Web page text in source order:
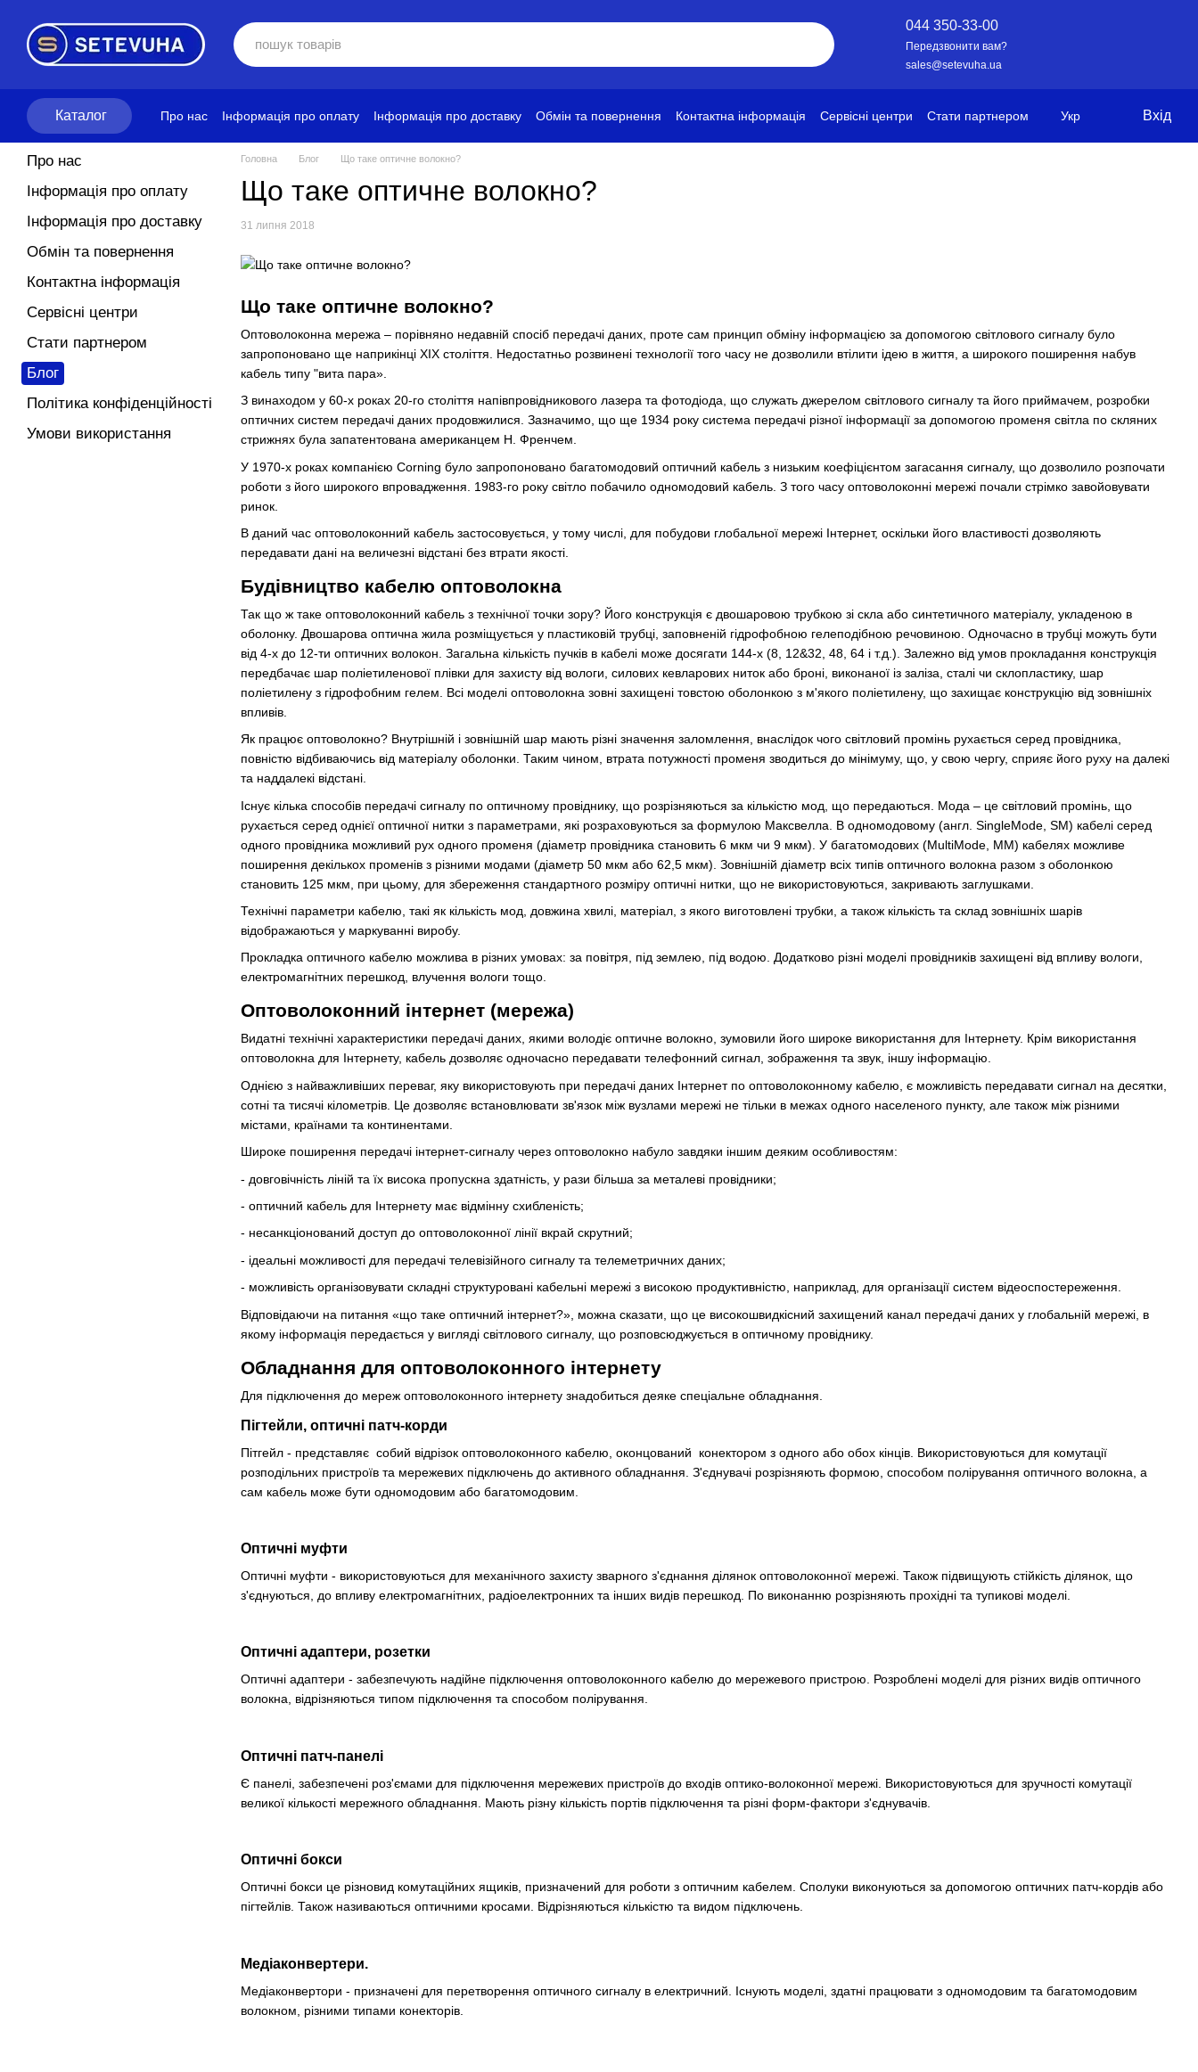
044 350-33-00
Передзвонити вам?
sales@setevuha.ua
Каталог Про нас Інформація про оплату Інформація про доставку Обмін та повернення Контактна інформація Сервісні центри
Стати партнером
Укр Вхід
Головна Блог Що таке оптичне волокно?
Що таке оптичне волокно?
31 липня 2018
Що таке оптичне волокно?
Оптоволоконна мережа – порівняно недавній спосіб передачі даних, проте сам принцип обміну інформацією за допомогою світлового сигналу було
запропоновано ще наприкінці ХІХ століття. Недостатньо розвинені технології того часу не дозволили втілити ідею в життя, а широкого поширення набув
кабель типу "вита пара».
З винаходом у 60-х роках 20-го століття напівпровідникового лазера та фотодіода, що служать джерелом світлового сигналу та його приймачем, розробки
оптичних систем передачі даних продовжилися. Зазначимо, що ще 1934 року система передачі різної інформації за допомогою променя світла по скляних
стрижнях була запатентована американцем Н. Френчем.
У 1970-х роках компанією Corning було запропоновано багатомодовий оптичний кабель з низьким коефіцієнтом загасання сигналу, що дозволило розпочати
роботи з його широкого впровадження. 1983-го року світло побачило одномодовий кабель. З того часу оптоволоконні мережі почали стрімко завойовувати
ринок.
В даний час оптоволоконний кабель застосовується, у тому числі, для побудови глобальної мережі Інтернет, оскільки його властивості дозволяють
передавати дані на величезні відстані без втрати якості.
Будівництво кабелю оптоволокна
Так що ж таке оптоволоконний кабель з технічної точки зору? Його конструкція є двошаровою трубкою зі скла або синтетичного матеріалу, укладеною в
оболонку. Двошарова оптична жила розміщується у пластиковій трубці, заповненій гідрофобною гелеподібною речовиною. Одночасно в трубці можуть бути
від 4-х до 12-ти оптичних волокон. Загальна кількість пучків в кабелі може досягати 144-х (8, 12&32, 48, 64 і т.д.). Залежно від умов прокладання конструкція
передбачає шар поліетиленової плівки для захисту від вологи, силових кевларових ниток або броні, виконаної із заліза, сталі чи склопластику, шар
поліетилену з гідрофобним гелем. Всі моделі оптоволокна зовні захищені товстою оболонкою з м'якого поліетилену, що захищає конструкцію від зовнішніх
впливів.
Як працює оптоволокно? Внутрішній і зовнішній шар мають різні значення заломлення, внаслідок чого світловий промінь рухається серед провідника,
повністю відбиваючись від матеріалу оболонки. Таким чином, втрата потужності променя зводиться до мінімуму, що, у свою чергу, сприяє його руху на далекі
та наддалекі відстані.
Існує кілька способів передачі сигналу по оптичному провіднику, що розрізняються за кількістю мод, що передаються. Мода – це світловий промінь, що
рухається серед однієї оптичної нитки з параметрами, які розраховуються за формулою Максвелла. В одномодовому (англ. SingleMode, SM) кабелі серед
одного провідника можливий рух одного променя (діаметр провідника становить 6 мкм чи 9 мкм). У багатомодових (MultiMode, MM) кабелях можливе
поширення декількох променів з різними модами (діаметр 50 мкм або 62,5 мкм). Зовнішній діаметр всіх типів оптичного волокна разом з оболонкою
становить 125 мкм, при цьому, для збереження стандартного розміру оптичні нитки, що не використовуються, закривають заглушками.
Технічні параметри кабелю, такі як кількість мод, довжина хвилі, матеріал, з якого виготовлені трубки, а також кількість та склад зовнішніх шарів
відображаються у маркуванні виробу.
Прокладка оптичного кабелю можлива в різних умовах: за повітря, під землею, під водою. Додатково різні моделі провідників захищені від впливу вологи,
електромагнітних перешкод, влучення вологи тощо.
Оптоволоконний інтернет (мережа)
Видатні технічні характеристики передачі даних, якими володіє оптичне волокно, зумовили його широке використання для Інтернету. Крім використання
оптоволокна для Інтернету, кабель дозволяє одночасно передавати телефонний сигнал, зображення та звук, іншу інформацію.
Однією з найважливіших переваг, яку використовують при передачі даних Інтернет по оптоволоконному кабелю, є можливість передавати сигнал на десятки,
сотні та тисячі кілометрів. Це дозволяє встановлювати зв'язок між вузлами мережі не тільки в межах одного населеного пункту, але також між різними
містами, країнами та континентами.
Широке поширення передачі інтернет-сигналу через оптоволокно набуло завдяки іншим деяким особливостям:
- довговічність ліній та їх висока пропускна здатність, у рази більша за металеві провідники;
- оптичний кабель для Інтернету має відмінну схибленість;
- несанкціонований доступ до оптоволоконної лінії вкрай скрутний;
- ідеальні можливості для передачі телевізійного сигналу та телеметричних даних;
- можливість організовувати складні структуровані кабельні мережі з високою продуктивністю, наприклад, для організації систем відеоспостереження.
Відповідаючи на питання «що таке оптичний інтернет?», можна сказати, що це високошвидкісний захищений канал передачі даних у глобальній мережі, в
якому інформація передається у вигляді світлового сигналу, що розповсюджується в оптичному провіднику.
Обладнання для оптоволоконного інтернету
Для підключення до мереж оптоволоконного інтернету знадобиться деяке спеціальне обладнання.
Пігтейли, оптичні патч-корди
Пітгейл - представляє собий відрізок оптоволоконного кабелю, оконцований конектором з одного або обох кінців. Використовуються для комутації
розподільних пристроїв та мережевих підключень до активного обладнання. З'єднувачі розрізняють формою, способом полірування оптичного волокна, а
сам кабель може бути одномодовим або багатомодовим.
Оптичні муфти
Оптичні муфти - використовуються для механічного захисту зварного з'єднання ділянок оптоволоконної мережі. Також підвищують стійкість ділянок, що
з'єднуються, до впливу електромагнітних, радіоелектронних та інших видів перешкод. По виконанню розрізняють прохідні та тупикові моделі.
Оптичні адаптери, розетки
Оптичні адаптери - забезпечують надійне підключення оптоволоконного кабелю до мережевого пристрою. Розроблені моделі для різних видів оптичного
волокна, відрізняються типом підключення та способом полірування.
Оптичні патч-панелі
Є панелі, забезпечені роз'ємами для підключення мережевих пристроїв до входів оптико-волоконної мережі. Використовуються для зручності комутації
великої кількості мережного обладнання. Мають різну кількість портів підключення та різні форм-фактори з'єднувачів.
Оптичні бокси
Оптичні бокси це різновид комутаційних ящиків, призначений для роботи з оптичним кабелем. Сполуки виконуються за допомогою оптичних патч-кордів або
пігтейлів. Також називаються оптичними кросами. Відрізняються кількістю та видом підключень.
Медіаконвертери.
Медіаконвертори - призначені для перетворення оптичного сигналу в електричний. Існують моделі, здатні працювати з одномодовим та багатомодовим
волокном, різними типами конекторів.
Про нас
Інформація про оплату
Інформація про доставку
Обмін та повернення
Контактна інформація
Сервісні центри
Стати партнером
Блог
Політика конфіденційності
Умови використання